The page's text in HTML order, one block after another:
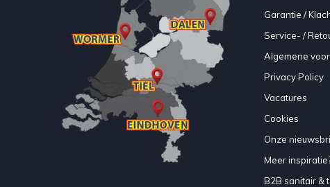
Garantie /
Service- /
Algemene
Privacy Policy
Vacatures
Cookies
Onze
Meer
B2B sanitair &